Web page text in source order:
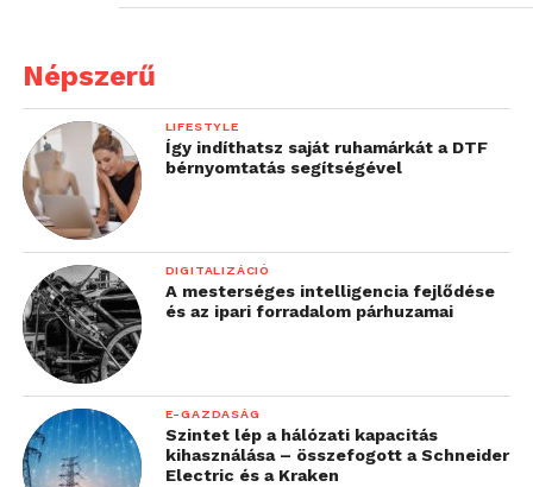
Népszerű
LIFESTYLE
Így indíthatsz saját ruhamárkát a DTF
bérnyomtatás segítségével
DIGITALIZÁCIÓ
A mesterséges intelligencia fejlődése
és az ipari forradalom párhuzamai
E-GAZDASÁG
Szintet lép a hálózati kapacitás
kihasználása – összefogott a Schneider
Electric és a Kraken